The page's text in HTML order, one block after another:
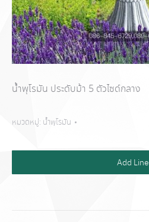
น้ำพุโรมัน ประดับม้า 5 ตัวไซด์กลาง
หมวดหมู่: น้ำพุโรมัน
Add Line